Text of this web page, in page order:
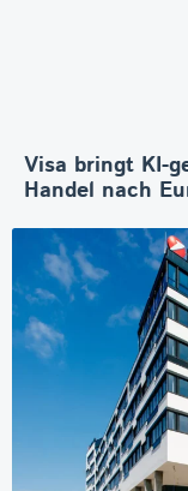
Visa bringt KI-
Handel nach